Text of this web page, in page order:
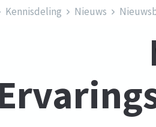
Kennisdeling Nieuws